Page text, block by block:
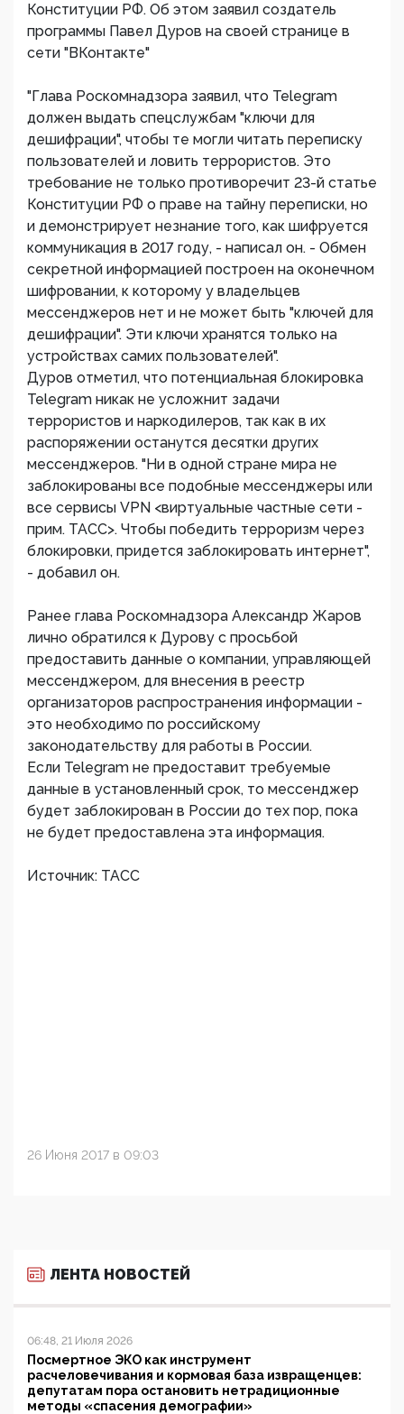
Конституции РФ. Об этом заявил создатель
программы Павел Дуров на своей странице в
сети "ВКонтакте"
"Глава Роскомнадзора заявил, что Telegram
должен выдать спецслужбам "ключи для
дешифрации", чтобы те могли читать переписку
пользователей и ловить террористов. Это
требование не только противоречит 23-й статье
Конституции РФ о праве на тайну переписки, но
и демонстрирует незнание того, как шифруется
коммуникация в 2017 году, - написал он. - Обмен
секретной информацией построен на оконечном
шифровании, к которому у владельцев
мессенджеров нет и не может быть "ключей для
дешифрации". Эти ключи хранятся только на
устройствах самих пользователей".
Дуров отметил, что потенциальная блокировка
Telegram никак не усложнит задачи
террористов и наркодилеров, так как в их
распоряжении останутся десятки других
мессенджеров. "Ни в одной стране мира не
заблокированы все подобные мессенджеры или
все сервисы VPN <виртуальные частные сети -
прим. ТАСС>. Чтобы победить терроризм через
блокировки, придется заблокировать интернет",
- добавил он.
Ранее глава Роскомнадзора Александр Жаров
лично обратился к Дурову с просьбой
предоставить данные о компании, управляющей
мессенджером, для внесения в реестр
организаторов распространения информации -
это необходимо по российскому
законодательству для работы в России.
Если Telegram не предоставит требуемые
данные в установленный срок, то мессенджер
будет заблокирован в России до тех пор, пока
не будет предоставлена эта информация.
Источник: ТАСС
26 Июня 2017 в 09:03
ЛЕНТА НОВОСТЕЙ
06:48, 21 Июля 2026
Посмертное ЭКО как инструмент
расчеловечивания и кормовая база извращенцев:
депутатам пора остановить нетрадиционные
методы «спасения демографии»